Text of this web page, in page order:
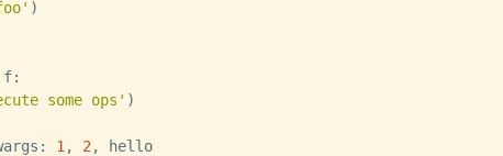
)
f:
some ops' )
1 , 2 , hello